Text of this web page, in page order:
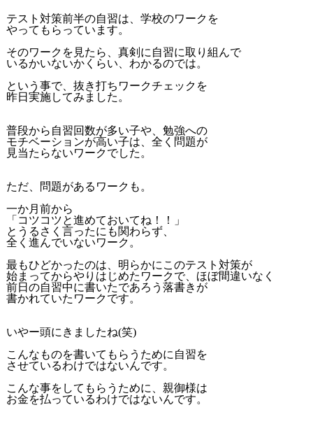
テスト対策前半の自習は、学校のワークを
やってもらっています。
そのワークを見たら、真剣に自習に取り組んで
いるかいないかくらい、わかるのでは。
という事で、抜き打ちワークチェックを
昨日実施してみました。
普段から自習回数が多い子や、勉強への
モチベーションが高い子は、全く問題が
見当たらないワークでした。
ただ、問題があるワークも。
一か月前から
「コツコツと進めておいてね！！」
とうるさく言ったにも関わらず、
全く進んでいないワーク。
最もひどかったのは、明らかにこのテスト対策が
始まってからやりはじめたワークで、ほぼ間違いなく
前日の自習中に書いたであろう落書きが
書かれていたワークです。
いやー頭にきましたね(笑)
こんなものを書いてもらうために自習を
させているわけではないんです。
こんな事をしてもらうために、親御様は
お金を払っているわけではないんです。